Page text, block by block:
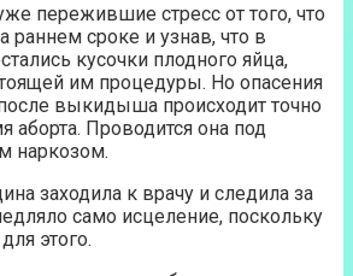
пережившие стресс от того, что
раннем сроке и узнав, что в
кусочки плодного яйца,
им процедуры. Но опасения
выкидыша происходит точно
аборта. Проводится она под
наркозом.
заходила к врачу и следила за
само исцеление, поскольку
этого.